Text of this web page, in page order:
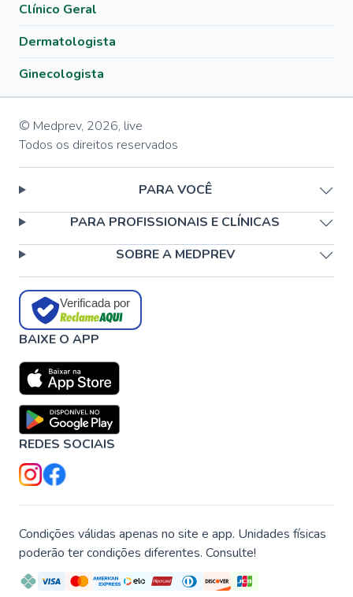
Clínico Geral
Dermatologista
Ginecologista
© Medprev, 2026, live
Todos os direitos reservados
PARA VOCÊ
PARA PROFISSIONAIS E CLÍNICAS
SOBRE A MEDPREV
Verificada por
BAIXE O APP
REDES SOCIAIS
Condições válidas apenas no site e app. Unidades físicas
poderão ter condições diferentes. Consulte!